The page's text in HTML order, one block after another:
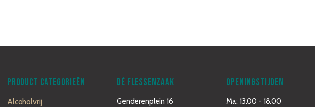
PRODUCT CATEGORIEËN
Alcoholvrij
DÉ FLESSENZAAK
Genderenplein 16
OPENINGSTIJDEN
Ma: 13.00 - 18.00